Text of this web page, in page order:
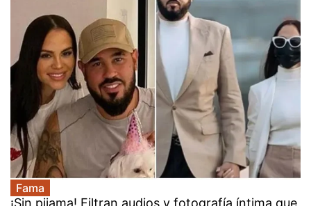
Fama
¡Sin pijama! Filtran audios y fotografía íntima que